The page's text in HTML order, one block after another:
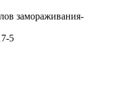
замораживания-
5